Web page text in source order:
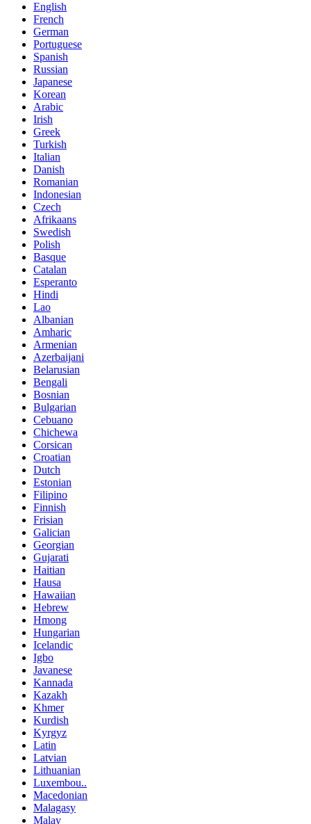
English
French
German
Portuguese
Spanish
Russian
Japanese
Korean
Arabic
Irish
Greek
Turkish
Italian
Danish
Romanian
Indonesian
Czech
Afrikaans
Swedish
Polish
Basque
Catalan
Esperanto
Hindi
Lao
Albanian
Amharic
Armenian
Azerbaijani
Belarusian
Bengali
Bosnian
Bulgarian
Cebuano
Chichewa
Corsican
Croatian
Dutch
Estonian
Filipino
Finnish
Frisian
Galician
Georgian
Gujarati
Haitian
Hausa
Hawaiian
Hebrew
Hmong
Hungarian
Icelandic
Igbo
Javanese
Kannada
Kazakh
Khmer
Kurdish
Kyrgyz
Latin
Latvian
Lithuanian
Luxembou..
Macedonian
Malagasy
Malay